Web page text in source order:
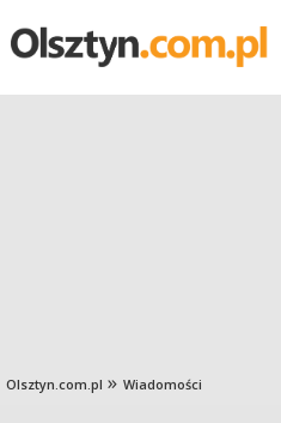
Olsztyn.com.pl Wiadomości